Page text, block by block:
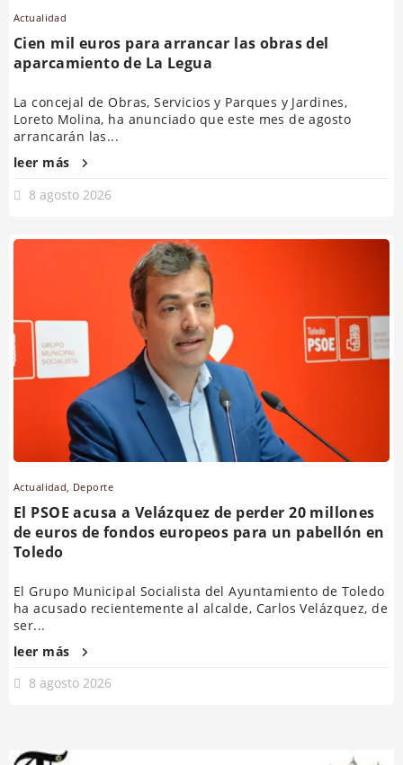
Actualidad
Cien mil euros para arrancar las obras del
aparcamiento de La Legua
La concejal de Obras, Servicios y Parques y Jardines,
Loreto Molina, ha anunciado que este mes de agosto
arrancarán las...
leer más
8 agosto 2026
Actualidad, Deporte
El PSOE acusa a Velázquez de perder 20 millones
de euros de fondos europeos para un pabellón en
Toledo
El Grupo Municipal Socialista del Ayuntamiento de Toledo
ha acusado recientemente al alcalde, Carlos Velázquez, de
ser...
leer más
8 agosto 2026